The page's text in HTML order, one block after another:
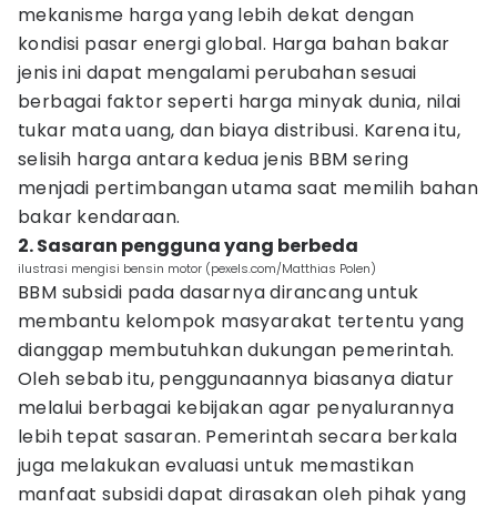
mekanisme harga yang lebih dekat dengan
kondisi pasar energi global. Harga bahan bakar
jenis ini dapat mengalami perubahan sesuai
berbagai faktor seperti harga minyak dunia, nilai
tukar mata uang, dan biaya distribusi. Karena itu,
selisih harga antara kedua jenis BBM sering
menjadi pertimbangan utama saat memilih bahan
bakar kendaraan.
2. Sasaran pengguna yang berbeda
ilustrasi mengisi bensin motor (pexels.com/Matthias Polen)
BBM subsidi pada dasarnya dirancang untuk
membantu kelompok masyarakat tertentu yang
dianggap membutuhkan dukungan pemerintah.
Oleh sebab itu, penggunaannya biasanya diatur
melalui berbagai kebijakan agar penyalurannya
lebih tepat sasaran. Pemerintah secara berkala
juga melakukan evaluasi untuk memastikan
manfaat subsidi dapat dirasakan oleh pihak yang